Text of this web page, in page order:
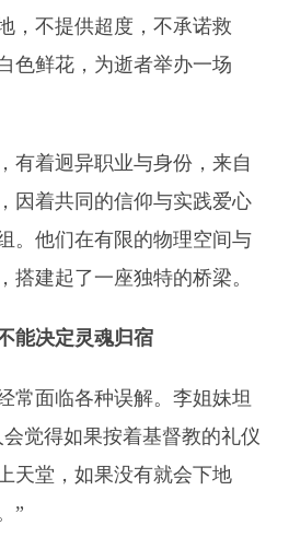
，不提供超度，不承诺救
色鲜花，为逝者举办一场
有着迥异职业与身份，来自
因着共同的信仰与实践爱心
。他们在有限的物理空间与
搭建起了一座独特的桥梁。
能决定灵魂归宿
常面临各种误解。李姐妹坦
觉得如果按着基督教的礼仪
天堂，如果没有就会下地
”